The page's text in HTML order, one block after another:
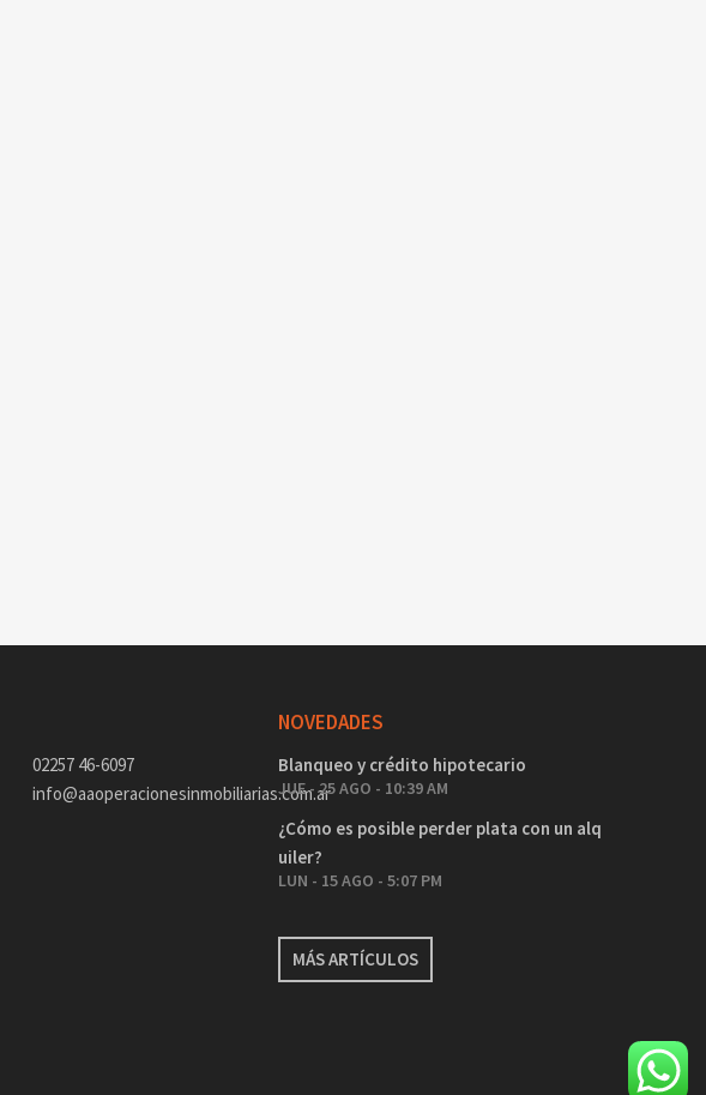
02257 46-6097
info@aaoperacionesinmobiliarias.com.ar
NOVEDADES
Blanqueo y crédito hipotecario
JUE - 25 AGO - 10:39 AM
¿Cómo es posible perder plata con un alq
uiler?
LUN - 15 AGO - 5:07 PM
MÁS ARTÍCULOS